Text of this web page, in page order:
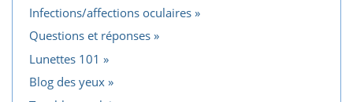
Infections/affections oculaires
Questions et réponses
Lunettes 101
Blog des yeux